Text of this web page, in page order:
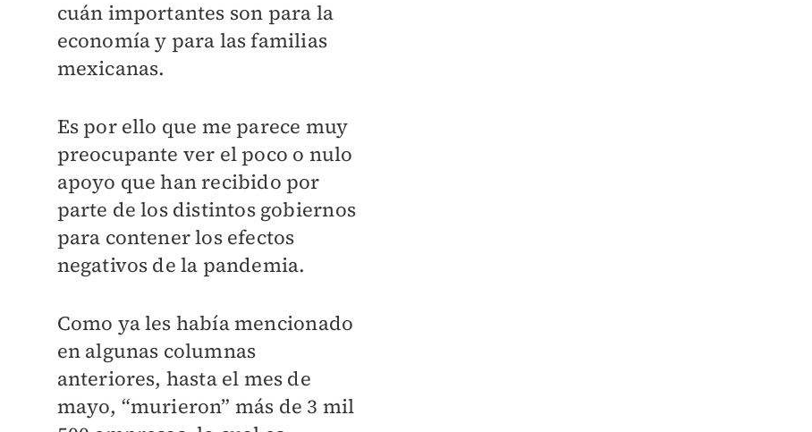
cuán importantes son para la
economía y para las familias
mexicanas.
Es por ello que me parece muy
preocupante ver el poco o nulo
apoyo que han recibido por
parte de los distintos gobiernos
para contener los efectos
negativos de la pandemia.
Como ya les había mencionado
en algunas columnas
anteriores, hasta el mes de
mayo, “murieron” más de 3 mil